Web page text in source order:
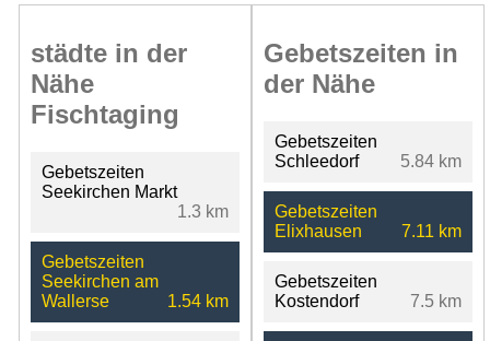
städte in der
Nähe
Fischtaging
Gebetszeiten
Seekirchen Markt
1.3 km
Gebetszeiten
Seekirchen am
Wallerse
1.54 km
Gebetszeiten in
der Nähe
Gebetszeiten
Schleedorf
5.84 km
Gebetszeiten
Elixhausen
7.11 km
Gebetszeiten
Kostendorf
7.5 km